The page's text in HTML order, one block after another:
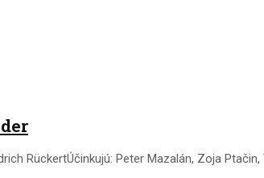
RückertÚčinkujú: Peter Mazalán, Zoja